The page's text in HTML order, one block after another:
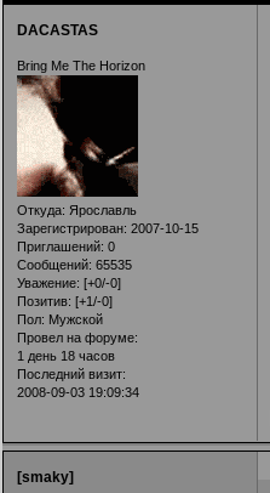
DACASTAS
Bring Me The Horizon
Откуда: Ярославль
Зарегистрирован: 2007-10-15
Приглашений: 0
Сообщений: 65535
Уважение: [+0/-0]
Позитив: [+1/-0]
Пол: Мужской
Провел на форуме:
1 день 18 часов
Последний визит:
2008-09-03 19:09:34
[smaky]